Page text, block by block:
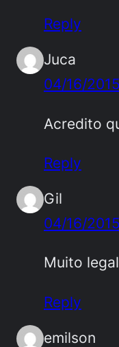
Reply
Juca
04/16/2015
Acredito
Reply
Gil
04/16/2015
Muito
Reply
emilson